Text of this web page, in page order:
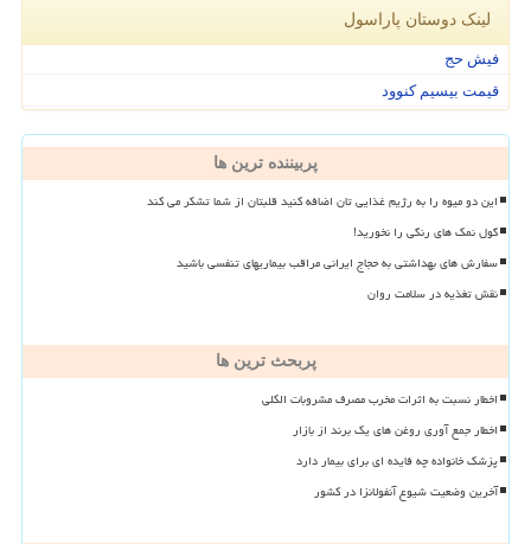
لینک دوستان پاراسول
فیش حج
قیمت بیسیم کنوود
پربیننده ترین ها
این دو میوه را به رژیم غذایی تان اضافه کنید قلبتان از شما تشکر می کند
گول نمک های رنگی را نخورید!
سفارش های بهداشتی به حجاج ایرانی مراقب بیماریهای تنفسی باشید
نقش تغذیه در سلامت روان
پربحث ترین ها
اخطار نسبت به اثرات مخرب مصرف مشروبات الکلی
اخطار جمع آوری روغن های یک برند از بازار
پزشک خانواده چه فایده ای برای بیمار دارد
آخرین وضعیت شیوع آنفولانزا در کشور